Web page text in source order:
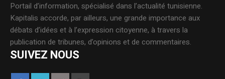
Portail d’information, spécialisé dans l’actualité tunisienne.
Kapitalis accorde, par ailleurs, une grande importance aux
débats d’idées et à l’expression citoyenne, à travers la
publication de tribunes, d’opinions et de commentaires.
SUIVEZ NOUS